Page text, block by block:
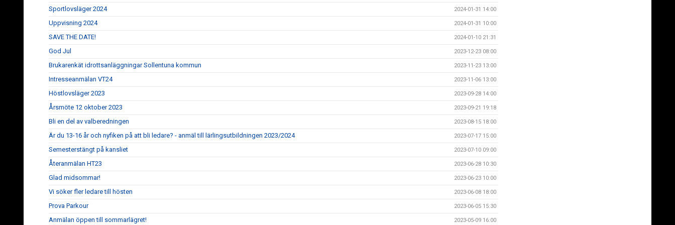
Sportlovsläger 2024 2024-01-31 14:00
Uppvisning 2024 2024-01-31 10:00
SAVE THE DATE! 2024-01-10 21:31
God Jul 2023-12-23 08:00
Brukarenkät idrottsanläggningar Sollentuna kommun 2023-11-23 13:00
Intresseanmälan VT24 2023-11-06 13:00
Höstlovsläger 2023 2023-09-28 14:00
Årsmöte 12 oktober 2023 2023-09-21 19:18
Bli en del av valberedningen 2023-08-15 18:00
Är du 13-16 år och nyfiken på att bli ledare? - anmäl till lärlingsutbildningen 2023/2024 2023-07-17 15:00
Semesterstängt på kansliet 2023-07-10 09:00
Återanmälan HT23 2023-06-28 10:30
Glad midsommar! 2023-06-23 10:00
Vi söker fler ledare till hösten 2023-06-08 18:00
Prova Parkour 2023-06-05 15:30
Anmälan öppen till sommarlägret! 2023-05-09 16:00